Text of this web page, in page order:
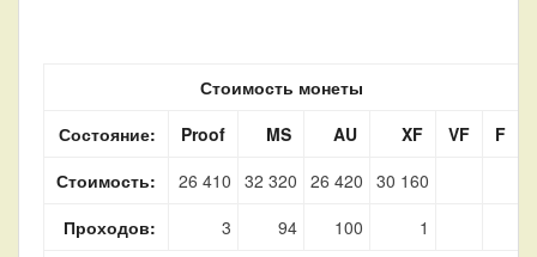
Стоимость монеты
Состояние:
Proof MS AU XF VF
F
Стоимость:
26 410 32 320 26 420 30 160
Проходов:
3 94 100 1